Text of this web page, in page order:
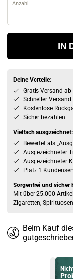
Anzahl
IN
Deine Vorteile:
Gratis Versand ab
Schneller Versand
Kostenlose
Sicher bezahlen
Vielfach ausgzeichnet:
Bewertet als
Ausgezeichneter
Ausgezeichneter
Platz 1
Sorgenfrei und sicher
Mit über 25.000
Zigaretten,
Beim Kauf